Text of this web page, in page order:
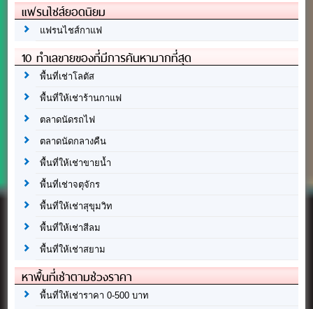
แฟรนไชส์ยอดนิยม
แฟรนไชส์กาแฟ
10 ทำเลขายของที่มีการค้นหามากที่สุด
พื้นที่เช่าโลตัส
พื้นที่ให้เช่าร้านกาแฟ
ตลาดนัดรถไฟ
ตลาดนัดกลางคืน
พื้นที่ให้เช่าขายน้ำ
พื้นที่เช่าจตุจักร
พื้นที่ให้เช่าสุขุมวิท
พื้นที่ให้เช่าสีลม
พื้นที่ให้เช่าสยาม
หาพื้นที่เช่าตามช่วงราคา
พื้นที่ให้เช่าราคา 0-500 บาท